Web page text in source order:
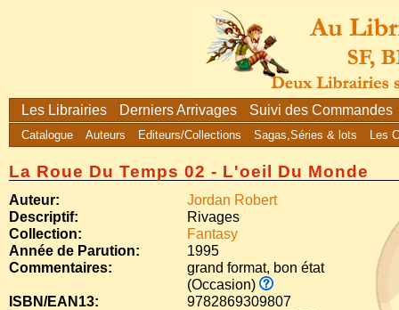
Les Librairies Derniers Arrivages Suivi des Commandes
Catalogue Auteurs Editeurs/Collections Sagas,Séries & lots Les
La Roue Du Temps 02 - L'oeil Du Monde
Auteur:
Jordan Robert
Descriptif:
Rivages
Collection:
Fantasy
Année de Parution:
1995
Commentaires:
grand format, bon état
(Occasion)
ISBN/EAN13:
9782869309807